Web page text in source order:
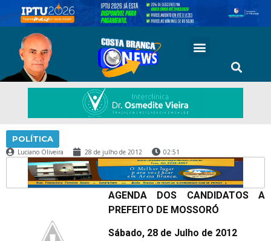
POLÍTICA
Luciano Oliveira 28 de julho de 2012 02:51
AGENDA DOS CANDIDATOS A
PREFEITO DE MOSSORÓ
Sábado, 28 de Julho de 2012